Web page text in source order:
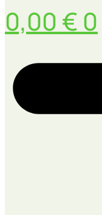
0,00 € 0